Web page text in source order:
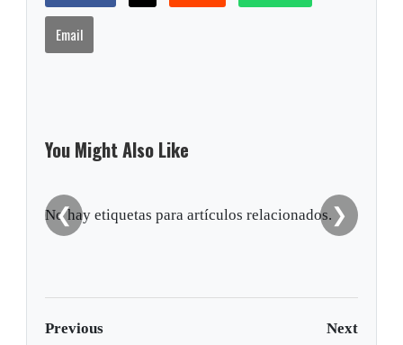
Email
You Might Also Like
❮
No hay etiquetas para artículos relacionados.❯
Previous Next